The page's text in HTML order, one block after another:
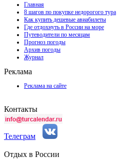
Главная
8 шагов по покупке недорогого тура
Как купить дешевые авиабилеты
Где отдохнуть в России на море
Путеводители по месяцам
Прогноз погоды
Архив погоды
Журнал
Реклама
Реклама на сайте
Контакты
Телеграм
Отдых в России